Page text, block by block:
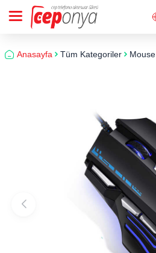
Anasayfa Tüm Kategoriler Mouse